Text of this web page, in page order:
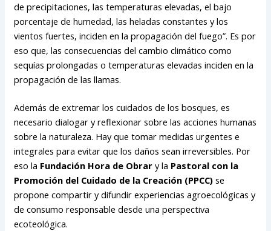
de precipitaciones, las temperaturas elevadas, el bajo
porcentaje de humedad, las heladas constantes y los
vientos fuertes, inciden en la propagación del fuego”. Es por
eso que, las consecuencias del cambio climático como
sequías prolongadas o temperaturas elevadas inciden en la
propagación de las llamas.
Además de extremar los cuidados de los bosques, es
necesario dialogar y reflexionar sobre las acciones humanas
sobre la naturaleza. Hay que tomar medidas urgentes e
integrales para evitar que los daños sean irreversibles. Por
eso la Fundación Hora de Obrary la Pastoral con la
Promoción del Cuidado de la Creación (PPCC)se
propone compartir y difundir experiencias agroecológicas y
de consumo responsable desde una perspectiva
ecoteológica.